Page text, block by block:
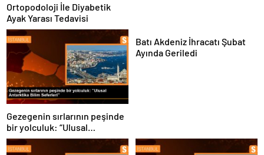
Ortopodoloji İle Diyabetik
Ayak Yarası Tedavisi
Gezegenin sırlarının peşinde
bir yolculuk: “Ulusal
Antarktika Bilim Seferleri”
Batı Akdeniz İhracatı Şubat
Ayında Geriledi